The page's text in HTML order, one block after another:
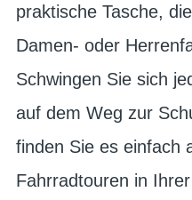
praktische Tasche,
Damen- oder
Schwingen Sie sich
auf dem Weg zur
finden Sie es einfach
Fahrradtouren in